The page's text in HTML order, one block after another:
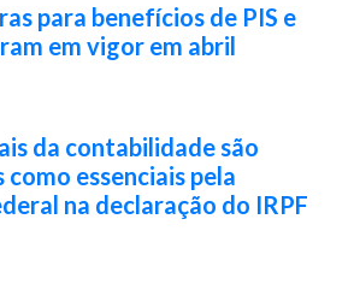
para benefícios de PIS e
em vigor em abril
da contabilidade são
essenciais pela
na declaração do IRPF